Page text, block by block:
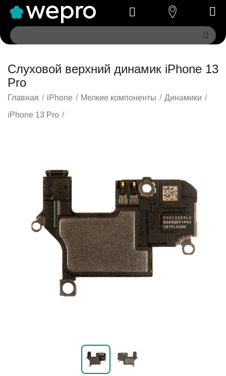
Слуховой верхний динамик iPhone 13
Pro
Главная / iPhone / Мелкие компоненты / Динамики /
iPhone 13 Pro /